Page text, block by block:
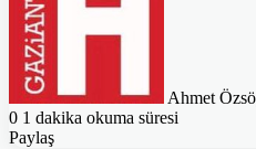
Ahmet
0 1 dakika okuma süresi
Paylaş